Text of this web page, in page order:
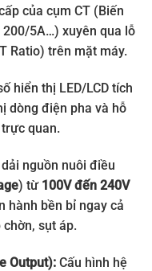
của cụm CT (Biến
5A…) xuyên qua lỗ
Ratio) trên mặt máy.
hiển thị LED/LCD tích
dòng điện pha và hỗ
quan.
nguồn nuôi điều
) từ 100V đến 240V
hành bền bỉ ngay cả
sụt áp.
Output):Cấu hình hệ